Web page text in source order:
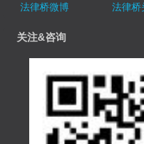
法律桥微博
法律桥
关注&咨询